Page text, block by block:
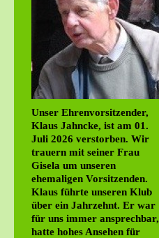
Unser Ehrenvorsitzender,
Klaus Jahncke, ist am 01.
Juli 2026 verstorben. Wir
trauern mit seiner Frau
Gisela um unseren
ehemaligen Vorsitzenden.
Klaus führte unseren Klub
über ein Jahrzehnt. Er war
für uns immer ansprechbar,
hatte hohes Ansehen für